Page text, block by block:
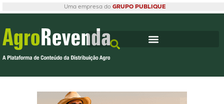
Uma empresa do GRUPO PUBLIQUE